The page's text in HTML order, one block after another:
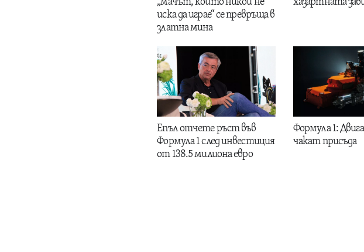
иска да играе“ се превръща в
златна мина
Епъл отчете ръст във
Формула 1 след инвестиция
от 138.5 милиона евро
Формула 1:
чакат присъда